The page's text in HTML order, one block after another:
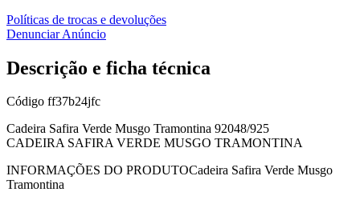
Políticas de trocas e devoluções
Denunciar Anúncio
Descrição e ficha técnica
Código ff37b24jfc
Cadeira Safira Verde Musgo Tramontina 92048/925
CADEIRA SAFIRA VERDE MUSGO TRAMONTINA
INFORMAÇÕES DO PRODUTOCadeira Safira Verde Musgo
Tramontina